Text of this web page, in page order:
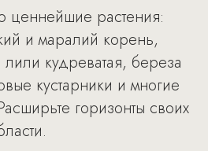
ценнейшие растения:
и маралий корень,
кудреватая, береза
кустарники и многие
горизонты своих